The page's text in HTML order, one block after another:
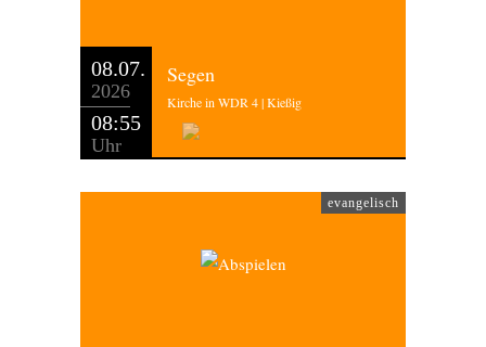
08.07.
2026
08:55
Uhr
Segen
Kirche in WDR 4 | Kießig
evangelisch